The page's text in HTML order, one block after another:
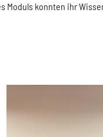
konnten ihr